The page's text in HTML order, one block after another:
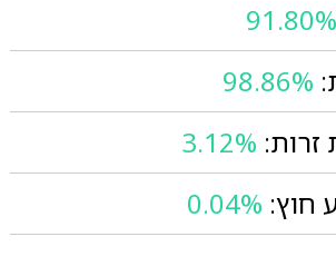
91.80%
98.86%
זרות: 3.12%
חוץ: 0.04%